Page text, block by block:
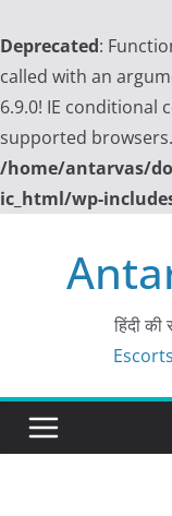
Deprecated:
called with an
6.9.0! IE conditional
supported
/home/antarvas/
ic_html/wp-
हिंदी